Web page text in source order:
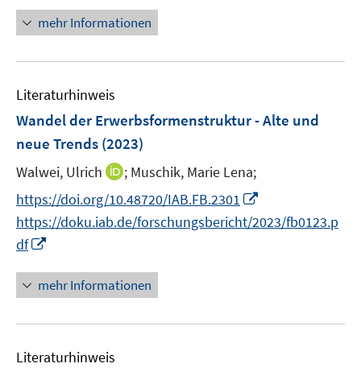
ö
f
n
e
F
s
e
r
ö
f
n
e
u
m
F
n
s
e
r
ö
f
e
mehr Informationen
Literaturhinweis
Wandel der Erwerbsformenstruktur - Alte und
neue Trends (2023)
Walwei, Ulrich
I
n
e
e
m
e
; Muschik, Marie Lena;
https://doi.org/10.48720/IAB.FB.2301
n
https://doku.iab.de/forschungsbericht/2023/fb0123.p
df
n
e
u
m
mehr Informationen
Literaturhinweis